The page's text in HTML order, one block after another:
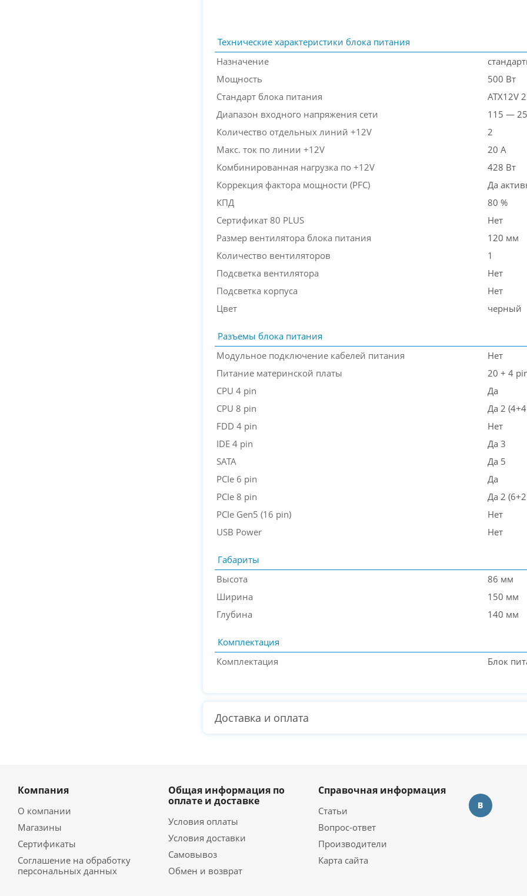
Технические характеристики блока питания
Назначение
Мощность
500 Вт
Стандарт блока питания
ATX12V
Диапазон входного напряжения сети
115 —
Количество отдельных линий +12V
2
Макс. ток по линии +12V
20 А
Комбинированная нагрузка по +12V
428 Вт
Коррекция фактора мощности (PFC)
Да
КПД
80 %
Сертификат 80 PLUS
Нет
Размер вентилятора блока питания
120 мм
Количество вентиляторов
1
Подсветка вентилятора
Нет
Подсветка корпуса
Нет
Цвет
черный
Разъемы блока питания
Модульное подключение кабелей питания
Нет
Питание материнской платы
20 + 4
CPU 4 pin
Да
CPU 8 pin
Да 2
FDD 4 pin
Нет
IDE 4 pin
Да 3
SATA
Да 5
PCIe 6 pin
Да
PCIe 8 pin
Да 2
PCIe Gen5 (16 pin)
Нет
USB Power
Нет
Габариты
Высота
86 мм
Ширина
150 мм
Глубина
140 мм
Комплектация
Комплектация
Блок
Доставка и оплата
Компания
О компании
Магазины
Сертификаты
Соглашение на обработку
персональных данных
Общая информация по
оплате и доставке
Условия оплаты
Условия доставки
Самовывоз
Обмен и возврат
Справочная информация
Статьи
Вопрос-ответ
Производители
Карта сайта